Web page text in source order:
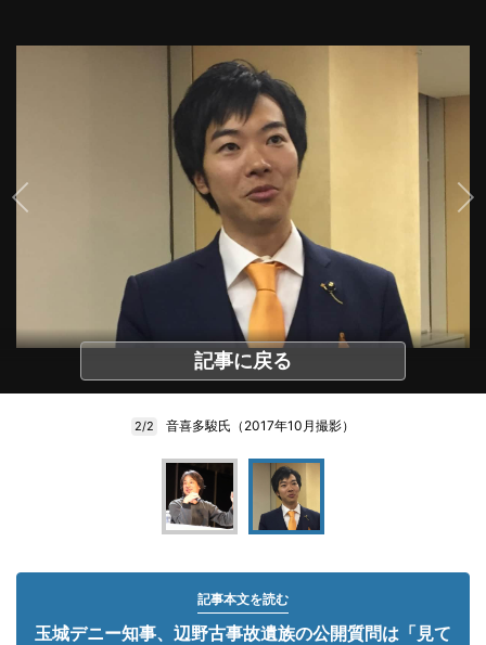
記事に戻る
2/2 音喜多駿氏（2017年10月撮影）
記事本文を読む
玉城デニー知事、辺野古事故遺族の公開質問は「見て